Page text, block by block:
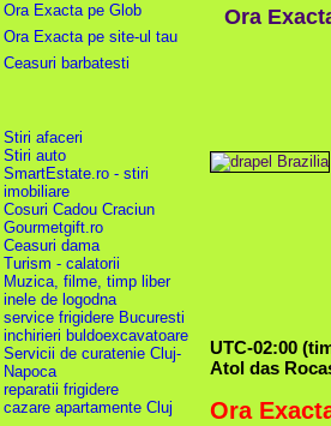
Ora Exacta pe Glob
Ora Exacta pe site-ul tau
Ceasuri barbatesti
Stiri afaceri
Stiri auto
SmartEstate.ro - stiri
imobiliare
Cosuri Cadou Craciun
Gourmetgift.ro
Ceasuri dama
Turism - calatorii
Muzica, filme, timp liber
inele de logodna
service frigidere Bucuresti
inchirieri buldoexcavatoare
Servicii de curatenie Cluj-
Napoca
reparatii frigidere
cazare apartamente Cluj
Ora
UTC-02:00
Atol das
Ora